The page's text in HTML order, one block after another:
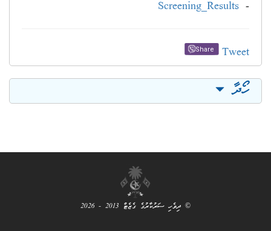
-
Screening_Results
Tweet
Share
ހޯދާ
© ދިވެހި ސަރުކާރުގެ ގެޒެޓް 2013 - 2026